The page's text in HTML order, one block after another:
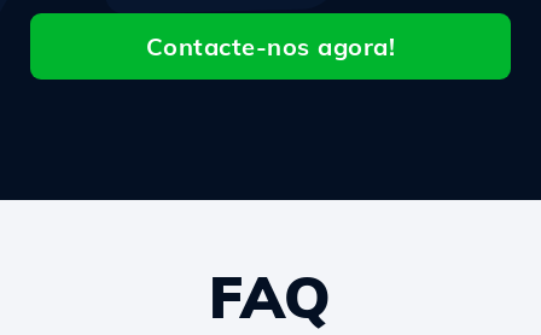
Contacte-nos agora!
FAQ